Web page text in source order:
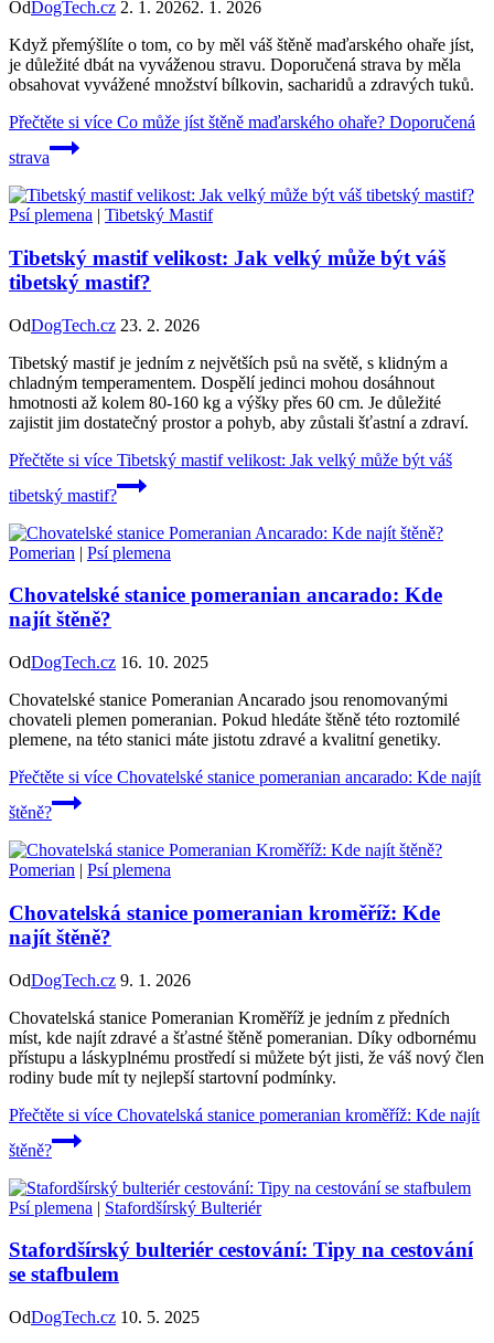
OdDogTech.cz 2. 1. 20262. 1. 2026
Když přemýšlíte o tom, co by měl váš štěně maďarského ohaře jíst,
je důležité dbát na vyváženou stravu. Doporučená strava by měla
obsahovat vyvážené množství bílkovin, sacharidů a zdravých tuků.
Přečtěte si více Co může jíst štěně maďarského ohaře? Doporučená
strava
Psí plemena | Tibetský Mastif
Tibetský mastif velikost: Jak velký může být váš
tibetský mastif?
OdDogTech.cz 23. 2. 2026
Tibetský mastif je jedním z největších psů na světě, s klidným a
chladným temperamentem. Dospělí jedinci mohou dosáhnout
hmotnosti až kolem 80-160 kg a výšky přes 60 cm. Je důležité
zajistit jim dostatečný prostor a pohyb, aby zůstali šťastní a zdraví.
Přečtěte si více Tibetský mastif velikost: Jak velký může být váš
tibetský mastif?
Pomerian | Psí plemena
Chovatelské stanice pomeranian ancarado: Kde
najít štěně?
OdDogTech.cz 16. 10. 2025
Chovatelské stanice Pomeranian Ancarado jsou renomovanými
chovateli plemen pomeranian. Pokud hledáte štěně této roztomilé
plemene, na této stanici máte jistotu zdravé a kvalitní genetiky.
Přečtěte si více Chovatelské stanice pomeranian ancarado: Kde najít
štěně?
Pomerian | Psí plemena
Chovatelská stanice pomeranian kroměříž: Kde
najít štěně?
OdDogTech.cz 9. 1. 2026
Chovatelská stanice Pomeranian Kroměříž je jedním z předních
míst, kde najít zdravé a šťastné štěně pomeranian. Díky odbornému
přístupu a láskyplnému prostředí si můžete být jisti, že váš nový člen
rodiny bude mít ty nejlepší startovní podmínky.
Přečtěte si více Chovatelská stanice pomeranian kroměříž: Kde najít
štěně?
Psí plemena | Stafordšírský Bulteriér
Stafordšírský bulteriér cestování: Tipy na cestování
se stafbulem
OdDogTech.cz 10. 5. 2025